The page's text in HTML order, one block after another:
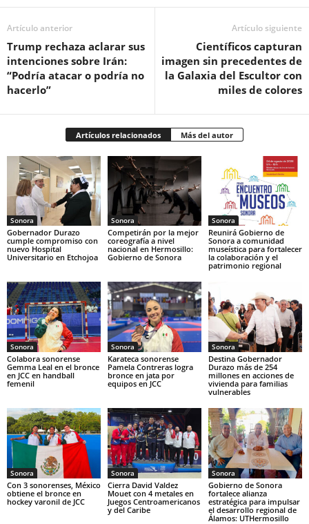
Artículo anterior
Trump rechaza aclarar sus
intenciones sobre Irán:
“Podría atacar o podría no
hacerlo”
Artículo siguiente
Científicos capturan
imagen sin precedentes de
la Galaxia del Escultor con
miles de colores
Artículos relacionados Más del autor
Sonora
Gobernador Durazo
cumple compromiso con
nuevo Hospital
Universitario en Etchojoa
Sonora
Competirán por la mejor
coreografía a nivel
nacional en Hermosillo:
Gobierno de Sonora
Sonora
Reunirá Gobierno de
Sonora a comunidad
museística para fortalecer
la colaboración y el
patrimonio regional
Sonora
Colabora sonorense
Gemma Leal en el bronce
en JCC en handball
femenil
Sonora
Karateca sonorense
Pamela Contreras logra
bronce en jata por
equipos en JCC
Sonora
Destina Gobernador
Durazo más de 254
millones en acciones de
vivienda para familias
vulnerables
Sonora
Con 3 sonorenses, México
obtiene el bronce en
hockey varonil de JCC
Sonora
Cierra David Valdez
Mouet con 4 metales en
Juegos Centroamericanos
y del Caribe
Sonora
Gobierno de Sonora
fortalece alianza
estratégica para impulsar
el desarrollo regional de
Álamos: UTHermosillo